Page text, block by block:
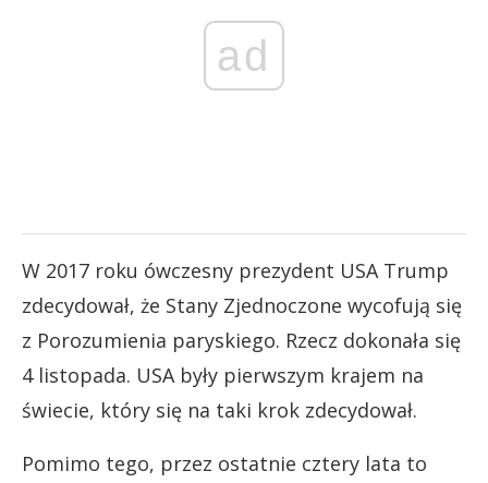
ad
W 2017 roku ówczesny prezydent USA Trump
zdecydował, że Stany Zjednoczone wycofują się
z Porozumienia paryskiego. Rzecz dokonała się
4 listopada. USA były pierwszym krajem na
świecie, który się na taki krok zdecydował.
Pomimo tego, przez ostatnie cztery lata to